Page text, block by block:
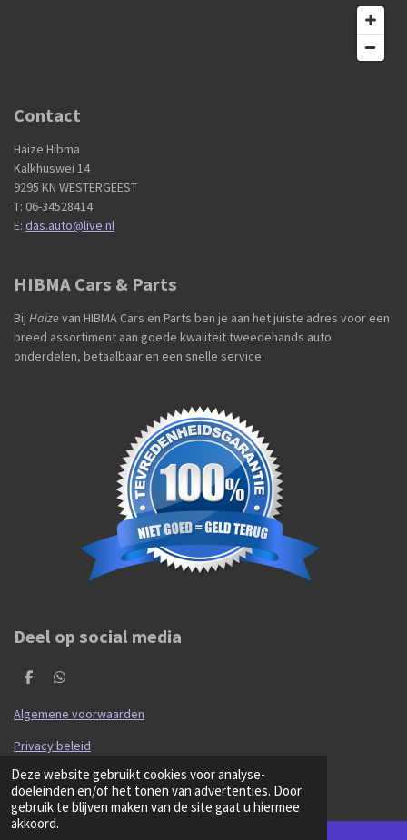
Deze website gebruikt cookies voor analyse-
doeleinden en/of het tonen van advertenties. Door
gebruik te blijven maken van de site gaat u hiermee
akkoord.
Contact
Haize Hibma
Kalkhuswei 14
9295 KN WESTERGEEST
T: 06-34528414
E: das.auto@live.nl
HIBMA Cars & Parts
Bij Haizevan HIBMA Cars en Parts ben je aan het juiste adres voor een
breed assortiment aan goede kwaliteit tweedehands auto
onderdelen, betaalbaar en een snelle service.
Deel op social media
D
l
e
D
l
e
Algemene voorwaarden
Privacy beleid
Powered by JouwWeb